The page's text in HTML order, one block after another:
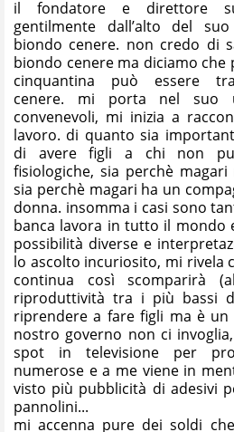
il fondatore e direttore
gentilmente dall’alto del
biondo cenere. non credo di
biondo cenere ma diciamo che
cinquantina può essere
cenere. mi porta nel suo
convenevoli, mi inizia a
lavoro. di quanto sia
di avere figli a chi non
fisiologiche, sia perchè
sia perchè magari ha un
donna. insomma i casi sono
banca lavora in tutto il mondo
possibilità diverse e
lo ascolto incuriosito, mi rivela
continua così scomparirà
riproduttività tra i più bassi
riprendere a fare figli ma è
nostro governo non ci
spot in televisione per
numerose e a me viene in
visto più pubblicità di adesivi
pannolini...
mi accenna pure dei soldi